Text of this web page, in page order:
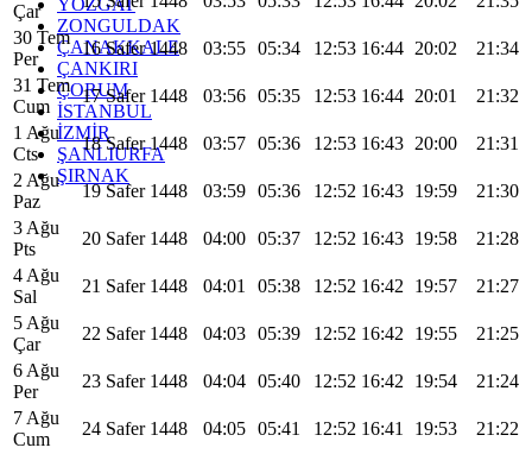
ZONGULDAK
ÇANAKKALE
ÇANKIRI
ÇORUM
İSTANBUL
İZMİR
ŞANLIURFA
ŞIRNAK
Çar
30 Tem
Per
16 Safer 1448 03:55 05:34 12:53 16:44 20:02
21:34
31 Tem
Cum
17 Safer 1448 03:56 05:35 12:53 16:44 20:01
21:32
1 Ağu
Cts
18 Safer 1448 03:57 05:36 12:53 16:43 20:00
21:31
2 Ağu
Paz
19 Safer 1448 03:59 05:36 12:52 16:43 19:59
21:30
3 Ağu
Pts
20 Safer 1448 04:00 05:37 12:52 16:43 19:58
21:28
4 Ağu
Sal
21 Safer 1448 04:01 05:38 12:52 16:42 19:57
21:27
5 Ağu
Çar
22 Safer 1448 04:03 05:39 12:52 16:42 19:55
21:25
6 Ağu
Per
23 Safer 1448 04:04 05:40 12:52 16:42 19:54
21:24
7 Ağu
Cum
24 Safer 1448 04:05 05:41 12:52 16:41 19:53
21:22